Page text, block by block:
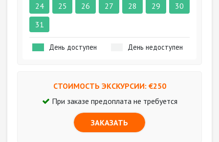
24
25 26 27 28 29
30
31
День доступен День недоступен
СТОИМОСТЬ ЭКСКУРСИИ: €250
При заказе предоплата не требуется
ЗАКАЗАТЬ